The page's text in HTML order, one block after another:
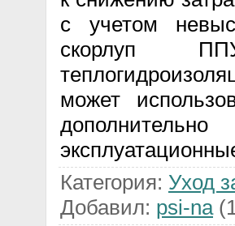
с учетом
скорлуп
может
Категория: Уход
Добавил: psi-na